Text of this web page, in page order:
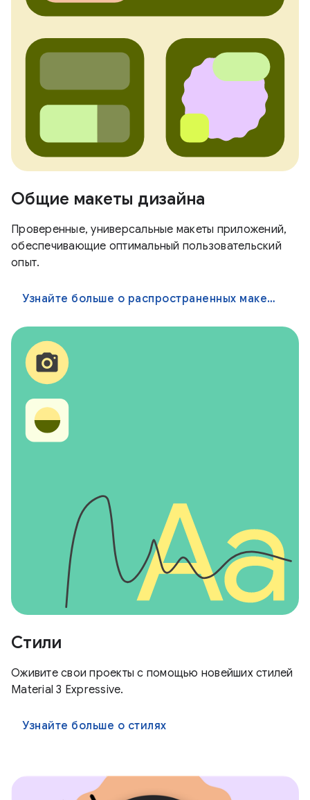
Общие макеты дизайна
Проверенные, универсальные макеты приложений,
обеспечивающие оптимальный пользовательский
опыт.
Узнайте больше о распространенных макетах дизайна
Стили
Оживите свои проекты с помощью новейших стилей
Material 3 Expressive.
Узнайте больше о стилях